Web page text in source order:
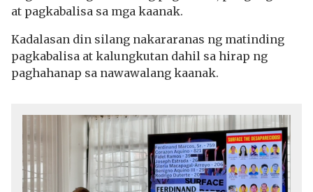
at pagkabalisa sa mga kaanak.
Kadalasan din silang nakararanas ng matinding
pagkabalisa at kalungkutan dahil sa hirap ng
paghahanap sa nawawalang kaanak.